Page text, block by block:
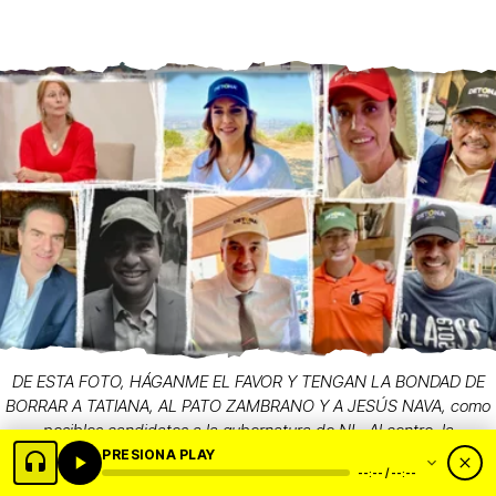
DE ESTA FOTO, HÁGANME EL FAVOR Y TENGAN LA BONDAD DE
BORRAR A TATIANA, AL PATO ZAMBRANO Y A JESÚS NAVA, como
posibles candidatos a la gubernatura de NL. Al centro, la
presidente Sheinbaum, factor decisivo en las elecciones
intermedias de 2027. Fotos y Diseño / Grupo DETONA®
PRESIONA PLAY
--:-- / --:--